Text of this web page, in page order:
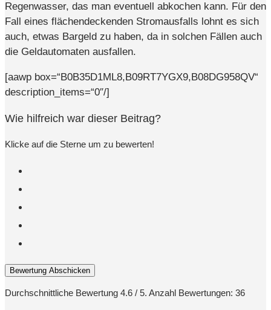
Regenwasser, das man eventuell abkochen kann. Für den
Fall eines flächendeckenden Stromausfalls lohnt es sich
auch, etwas Bargeld zu haben, da in solchen Fällen auch
die Geldautomaten ausfallen.
[aawp box=“B0B35D1ML8,B09RT7YGX9,B08DG958QV“
description_items=“0″/]
Wie hilfreich war dieser Beitrag?
Klicke auf die Sterne um zu bewerten!
Bewertung Abschicken
Durchschnittliche Bewertung 4.6 / 5. Anzahl Bewertungen: 36